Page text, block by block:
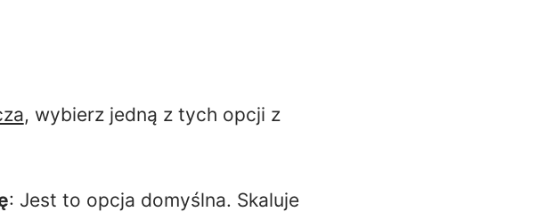
, wybierz jedną z tych opcji z
: Jest to opcja domyślna. Skaluje